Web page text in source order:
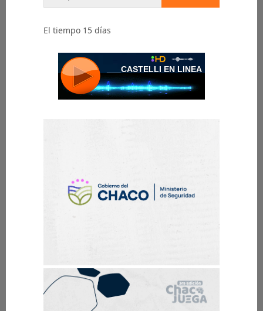
El tiempo 15 días